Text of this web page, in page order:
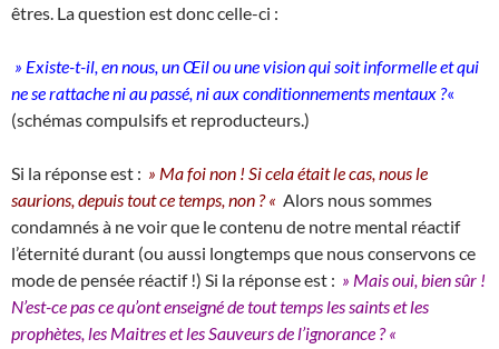
êtres. La question est donc celle-ci :
» Existe-t-il, en nous, un Œil ou une vision qui soit informelle et qui
ne se rattache ni au passé, ni aux conditionnements mentaux ?«
(schémas compulsifs et reproducteurs.)
Si la réponse est : » Ma foi non ! Si cela était le cas, nous le
saurions, depuis tout ce temps, non ? « Alors nous sommes
condamnés à ne voir que le contenu de notre mental réactif
l’éternité durant (ou aussi longtemps que nous conservons ce
mode de pensée réactif !) Si la réponse est : » Mais oui, bien sûr !
N’est-ce pas ce qu’ont enseigné de tout temps les saints et les
prophètes, les Maitres et les Sauveurs de l’ignorance ? «